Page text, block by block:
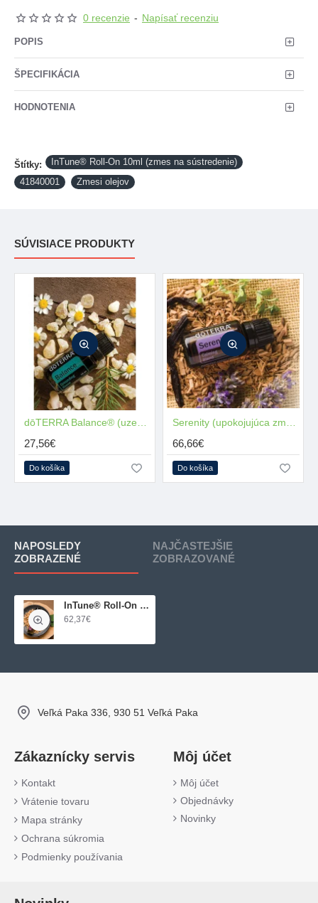
0 recenzie - Napísať recenziu
POPIS
ŠPECIFIKÁCIA
HODNOTENIA
Štítky:
InTune® Roll-On 10ml (zmes na sústredenie)
41840001
Zmesi olejov
SÚVISIACE PRODUKTY
27,56€
Do košíka
66,66€
Do košíka
NAPOSLEDY
ZOBRAZENÉ
NAJČASTEJŠIE
ZOBRAZOVANÉ
InTune® Roll-On 10ml (zmes na sústredenie)
62,37€
Veľká Paka 336, 930 51 Veľká Paka
Zákaznícky servis
Kontakt
Vrátenie tovaru
Mapa stránky
Ochrana súkromia
Podmienky používania
Môj účet
Môj účet
Objednávky
Novinky